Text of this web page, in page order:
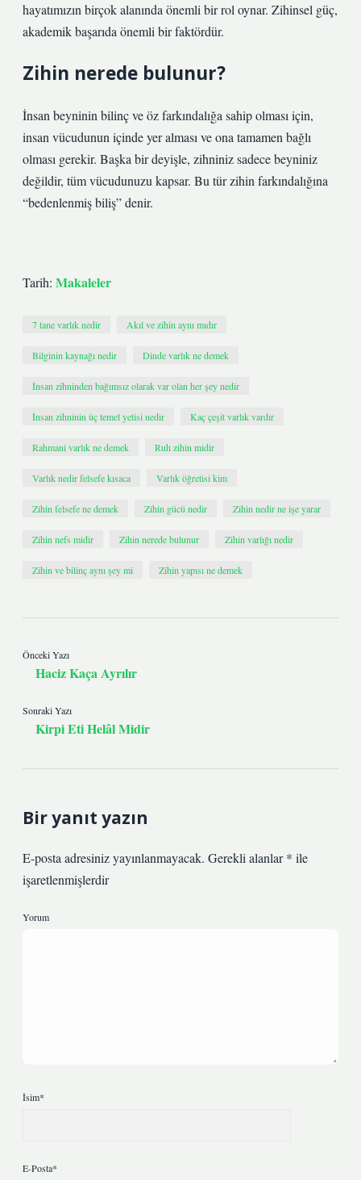
hayatımızın birçok alanında önemli bir rol oynar. Zihinsel güç,
akademik başarıda önemli bir faktördür.
Zihin nerede bulunur?
İnsan beyninin bilinç ve öz farkındalığa sahip olması için,
insan vücudunun içinde yer alması ve ona tamamen bağlı
olması gerekir. Başka bir deyişle, zihniniz sadece beyniniz
değildir, tüm vücudunuzu kapsar. Bu tür zihin farkındalığına
“bedenlenmiş biliş” denir.
Tarih: Makaleler
7 tane varlık nedir Akıl ve zihin aynı mıdır
Bilginin kaynağı nedir Dinde varlık ne demek
İnsan zihninden bağımsız olarak var olan her şey nedir
İnsan zihninin üç temel yetisi nedir Kaç çeşit varlık vardır
Rahmani varlık ne demek Ruh zihin midir
Varlık nedir felsefe kısaca Varlık öğretisi kim
Zihin felsefe ne demek Zihin gücü nedir Zihin nedir ne işe yarar
Zihin nefs midir Zihin nerede bulunur Zihin varlığı nedir
Zihin ve bilinç aynı şey mi Zihin yapısı ne demek
Önceki Yazı
Haciz Kaça Ayrılır
Sonraki Yazı
Kirpi Eti Helâl Midir
Bir yanıt yazın
E-posta adresiniz yayınlanmayacak. Gerekli alanlar* ile
işaretlenmişlerdir
Yorum
İsim*
E-Posta*